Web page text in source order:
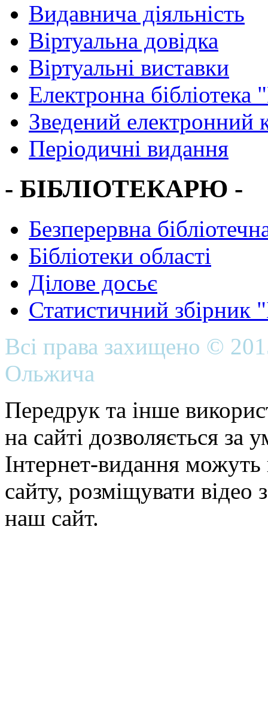
Видавнича діяльність
Віртуальна довідка
Віртуальні виставки
Електронна
Зведений електронний
Періодичні видання
- БІБЛІОТЕКАРЮ -
Безперервна
Бібліотеки області
Ділове досьє
Статистичний
Всі права захищено ©
Ольжича
Передрук та інше
на сайті дозволяється
Інтернет-видання можуть
сайту, розміщувати відео
наш сайт.